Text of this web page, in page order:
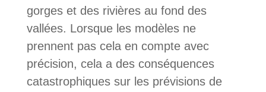
gorges et des rivières au fond des
vallées. Lorsque les modèles ne
prennent pas cela en compte avec
précision, cela a des conséquences
catastrophiques sur les prévisions de